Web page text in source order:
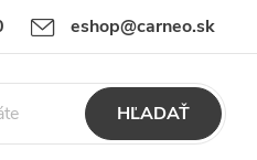
eshop@carneo.sk
Obchodné podmienky
HĽADAŤ